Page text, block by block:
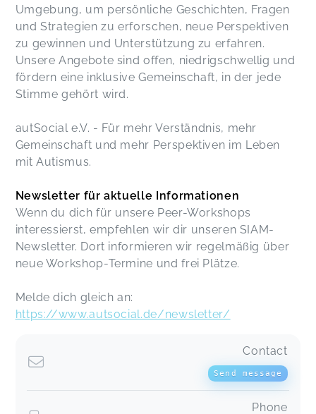
Peer-Workshop - Ableismus
Sabrina,Dec 07
Peer-Workshop - Ableismus
Peer-Workshop - Autistische Identität
Anna,Nov 02
Peer-Workshop - Selbstakzeptanz
Sabrina,Nov 02
Sehr hilfreicher, schöner Workshop mit vielen
neuen Eindrücken, danke euch fürs Organisieren
Peer-Workshop - Autistische Arbeitswelten
Umgebung, um persönliche Geschichten, Fragen
und Strategien zu erforschen, neue Perspektiven
zu gewinnen und Unterstützung zu erfahren.
Unsere Angebote sind offen, niedrigschwellig und
fördern eine inklusive Gemeinschaft, in der jede
Stimme gehört wird.
autSocial e.V. - Für mehr Verständnis, mehr
Gemeinschaft und mehr Perspektiven im Leben
mit Autismus.
Newsletter für aktuelle Informationen
Wenn du dich für unsere Peer-Workshops
interessierst, empfehlen wir dir unseren SIAM-
Newsletter. Dort informieren wir regelmäßig über
neue Workshop-Termine und frei Plätze.
Melde dich gleich an:
https://www.autsocial.de/newsletter/
Contact
Send message
Phone